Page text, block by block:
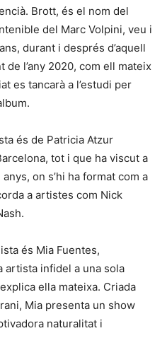
Brott, és el nom del
del Marc Volpini, veu i
durant i després d’aquell
l’any 2020, com ell mateix
es tancarà a l’estudi per
és de Patricia Atzur
tot i que ha viscut a
on s’hi ha format com a
a artistes com Nick
és Mia Fuentes,
artista infidel a una sola
ella mateixa. Criada
Mia presenta un show
naturalitat i